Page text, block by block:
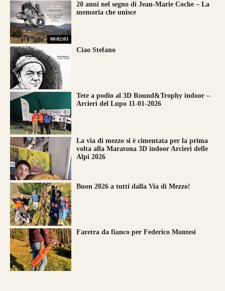
00:02:03
20 anni nel segno di Jean-Marie Coche – La
memoria che unisce
Ciao Stefano
Tete a podio al 3D Round&Trophy indoor –
Arcieri del Lupo 11-01-2026
La via di mezzo si è cimentata per la prima
volta alla Maratona 3D indoor Arcieri delle
Alpi 2026
Buon 2026 a tutti dalla Via di Mezzo!
Faretra da fianco per Federico Montesi